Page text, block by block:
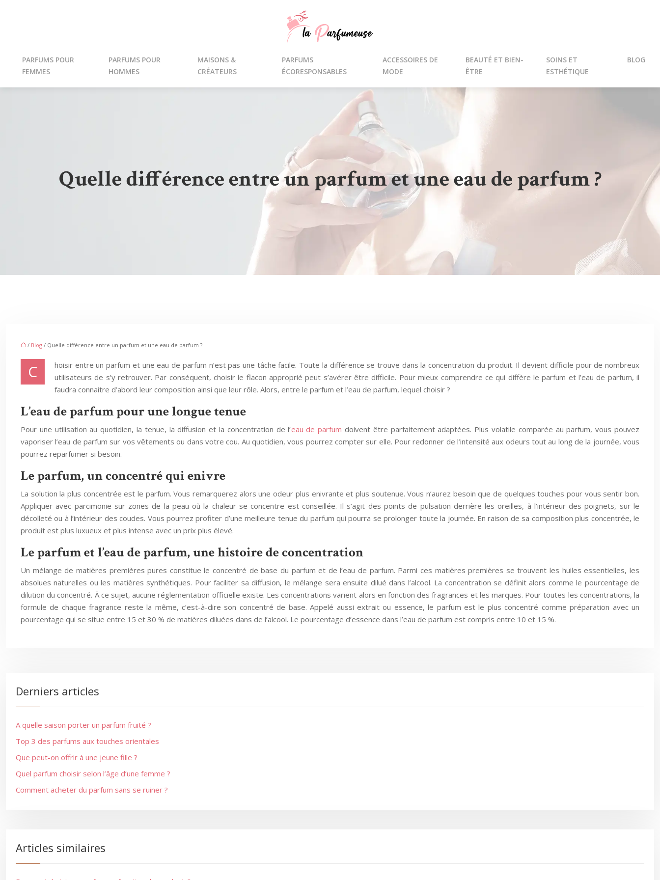
PARFUMS POUR
FEMMES
PARFUMS POUR
HOMMES
MAISONS &
CRÉATEURS
PARFUMS
ÉCORESPONSABLES
ACCESSOIRES DE
MODE
BEAUTÉ ET BIEN-
ÊTRE
SOINS ET
ESTHÉTIQUE
BLOG
Quelle différence entre un parfum et une eau de parfum ?
/ Blog / Quelle différence entre un parfum et une eau de parfum ?
C
hoisir entre un parfum et une eau de parfum n’est pas une tâche facile. Toute la différence se trouve dans la concentration du produit. Il devient difficile pour de nombreux
utilisateurs de s’y retrouver. Par conséquent, choisir le flacon approprié peut s’avérer être difficile. Pour mieux comprendre ce qui diffère le parfum et l’eau de parfum, il
faudra connaitre d’abord leur composition ainsi que leur rôle. Alors, entre le parfum et l’eau de parfum, lequel choisir ?
L’eau de parfum pour une longue tenue
Pour une utilisation au quotidien, la tenue, la diffusion et la concentration de l’eau de parfum doivent être parfaitement adaptées. Plus volatile comparée au parfum, vous pouvez
vaporiser l’eau de parfum sur vos vêtements ou dans votre cou. Au quotidien, vous pourrez compter sur elle. Pour redonner de l’intensité aux odeurs tout au long de la journée, vous
pourrez reparfumer si besoin.
Le parfum, un concentré qui enivre
La solution la plus concentrée est le parfum. Vous remarquerez alors une odeur plus enivrante et plus soutenue. Vous n’aurez besoin que de quelques touches pour vous sentir bon.
Appliquer avec parcimonie sur zones de la peau où la chaleur se concentre est conseillée. Il s’agit des points de pulsation derrière les oreilles, à l’intérieur des poignets, sur le
décolleté ou à l’intérieur des coudes. Vous pourrez profiter d’une meilleure tenue du parfum qui pourra se prolonger toute la journée. En raison de sa composition plus concentrée, le
produit est plus luxueux et plus intense avec un prix plus élevé.
Le parfum et l’eau de parfum, une histoire de concentration
Un mélange de matières premières pures constitue le concentré de base du parfum et de l’eau de parfum. Parmi ces matières premières se trouvent les huiles essentielles, les
absolues naturelles ou les matières synthétiques. Pour faciliter sa diffusion, le mélange sera ensuite dilué dans l’alcool. La concentration se définit alors comme le pourcentage de
dilution du concentré. À ce sujet, aucune réglementation officielle existe. Les concentrations varient alors en fonction des fragrances et les marques. Pour toutes les concentrations, la
formule de chaque fragrance reste la même, c’est-à-dire son concentré de base. Appelé aussi extrait ou essence, le parfum est le plus concentré comme préparation avec un
pourcentage qui se situe entre 15 et 30 % de matières diluées dans de l’alcool. Le pourcentage d’essence dans l’eau de parfum est compris entre 10 et 15 %.
Derniers articles
A quelle saison porter un parfum fruité ?
Top 3 des parfums aux touches orientales
Que peut-on offrir à une jeune fille ?
Quel parfum choisir selon l’âge d’une femme ?
Comment acheter du parfum sans se ruiner ?
Articles similaires